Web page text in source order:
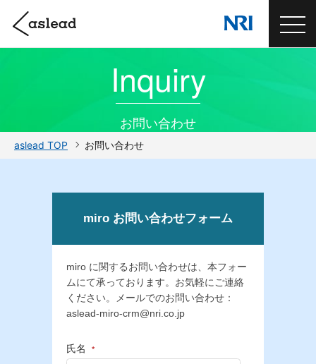
Inquiry
お問い合わせ
aslead TOP お問い合わせ
miro お問い合わせフォーム
miro に関するお問い合わせは、本フォー
ムにて承っております。お気軽にご連絡
ください。メールでのお問い合わせ：
aslead-miro-crm@nri.co.jp
氏名 *